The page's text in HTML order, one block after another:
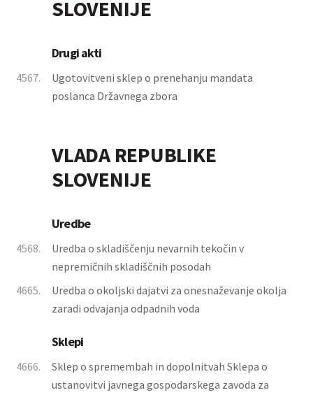
SLOVENIJE
Drugi akti
4567.
Ugotovitveni sklep o prenehanju mandata
poslanca Državnega zbora
VLADA REPUBLIKE
SLOVENIJE
Uredbe
4568.
Uredba o skladiščenju nevarnih tekočin v
nepremičnih skladiščnih posodah
4665.
Uredba o okoljski dajatvi za onesnaževanje okolja
zaradi odvajanja odpadnih voda
Sklepi
4666.
Sklep o spremembah in dopolnitvah Sklepa o
ustanovitvi javnega gospodarskega zavoda za